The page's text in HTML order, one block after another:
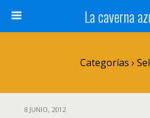
La caverna
Categorías ›
8 JUNIO, 2012